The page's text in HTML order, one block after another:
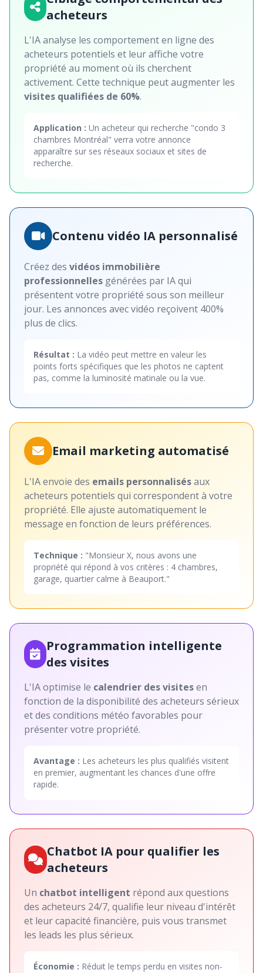
acheteurs
L'IA analyse les comportement en ligne des
acheteurs potentiels et leur affiche votre
propriété au moment où ils cherchent
activement. Cette technique peut augmenter les
visites qualifiées de 60%.
Application : Un acheteur qui recherche "condo 3
chambres Montréal" verra votre annonce
apparaître sur ses réseaux sociaux et sites de
recherche.
Contenu vidéo IA personnalisé
Créez des vidéos immobilière
professionnelles générées par IA qui
présentent votre propriété sous son meilleur
jour. Les annonces avec vidéo reçoivent 400%
plus de clics.
Résultat : La vidéo peut mettre en valeur les
points forts spécifiques que les photos ne captent
pas, comme la luminosité matinale ou la vue.
Email marketing automatisé
L'IA envoie des emails personnalisésaux
acheteurs potentiels qui correspondent à votre
propriété. Elle ajuste automatiquement le
message en fonction de leurs préférences.
Technique : "Monsieur X, nous avons une
propriété qui répond à vos critères : 4 chambres,
garage, quartier calme à Beauport."
Programmation intelligente
des visites
L'IA optimise le calendrier des visitesen
fonction de la disponibilité des acheteurs sérieux
et des conditions météo favorables pour
présenter votre propriété.
Avantage : Les acheteurs les plus qualifiés visitent
en premier, augmentant les chances d'une offre
rapide.
Chatbot IA pour qualifier les
acheteurs
Un chatbot intelligent répond aux questions
des acheteurs 24/7, qualifie leur niveau d'intérêt
et leur capacité financière, puis vous transmet
les leads les plus sérieux.
Économie : Réduit le temps perdu en visites non-